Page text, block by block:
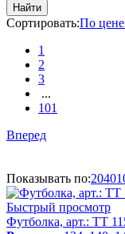
Найти
Сортировать:По цене
1
2
3
...
101
Вперед
Показывать по:2040
Быстрый просмотр
Футболка, арт.: TT